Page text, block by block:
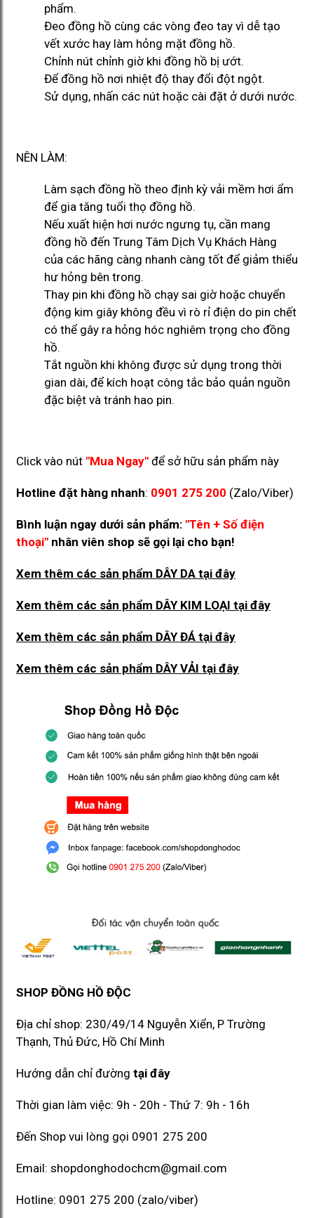
phẩm.
Đeo đồng hồ cùng các vòng đeo tay vì dễ tạo
vết xước hay làm hỏng mặt đồng hồ.
Chỉnh nút chỉnh giờ khi đồng hồ bị ướt.
Để đồng hồ nơi nhiệt độ thay đổi đột ngột.
Sử dụng, nhấn các nút hoặc cài đặt ở dưới nước.
NÊN LÀM:
Làm sạch đồng hồ theo định kỳ vải mềm hơi ẩm
để gia tăng tuổi thọ đồng hồ.
Nếu xuất hiện hơi nước ngưng tụ, cần mang
đồng hồ đến Trung Tâm Dịch Vụ Khách Hàng
của các hãng càng nhanh càng tốt để giảm thiểu
hư hỏng bên trong.
Thay pin khi đồng hồ chạy sai giờ hoặc chuyển
động kim giây không đều vì rò rỉ điện do pin chết
có thể gây ra hỏng hóc nghiêm trọng cho đồng
hồ.
Tắt nguồn khi không được sử dụng trong thời
gian dài, để kích hoạt công tắc bảo quản nguồn
đặc biệt và tránh hao pin.
Click vào nút "Mua Ngay" để sở hữu sản phẩm này
Hotline đặt hàng nhanh: 0901 275 200 (Zalo/Viber)
Bình luận ngay dưới sản phẩm: "Tên + Số điện
thoại" nhân viên shop sẽ gọi lại cho bạn!
Xem thêm các sản phẩm DÂY DA tại đây
Xem thêm các sản phẩm DÂY KIM LOẠI tại đây
Xem thêm các sản phẩm DÂY ĐÁ tại đây
Xem thêm các sản phẩm DÂY VẢI tại đây
SHOP ĐỒNG HỒ ĐỘC
Địa chỉ shop: 230/49/14 Nguyễn Xiển, P Trường
Thạnh, Thủ Đức, Hồ Chí Minh​​
Hướng dẫn chỉ đường tại đây
Thời gian làm việc: 9h - 20h - Thứ 7: 9h - 16h
Đến Shop vui lòng gọi 0901 275 200
Email: shopdonghodochcm@gmail.com
Hotline: 0901 275 200 (zalo/viber)